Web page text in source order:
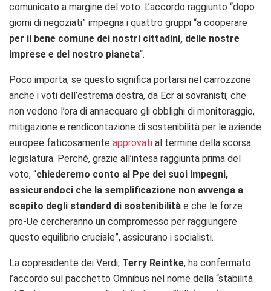
comunicato a margine del voto. L’accordo raggiunto “dopo
giorni di negoziati” impegna i quattro gruppi “a cooperare
per il bene comune dei nostri cittadini, delle nostre
imprese e del nostro pianeta“.
Poco importa, se questo significa portarsi nel carrozzone
anche i voti dell’estrema destra, da Ecr ai sovranisti, che
non vedono l’ora di annacquare gli obblighi di monitoraggio,
mitigazione e rendicontazione di sostenibilità per le aziende
europee faticosamente approvati al termine della scorsa
legislatura. Perché, grazie all’intesa raggiunta prima del
voto, “chiederemo conto al Ppe dei suoi impegni,
assicurandoci che la semplificazione non avvenga a
scapito degli standard di sostenibilità e che le forze
pro-Ue cercheranno un compromesso per raggiungere
questo equilibrio cruciale”, assicurano i socialisti.
La copresidente dei Verdi, Terry Reintke, ha confermato
l’accordo sul pacchetto Omnibus nel nome della “stabilità